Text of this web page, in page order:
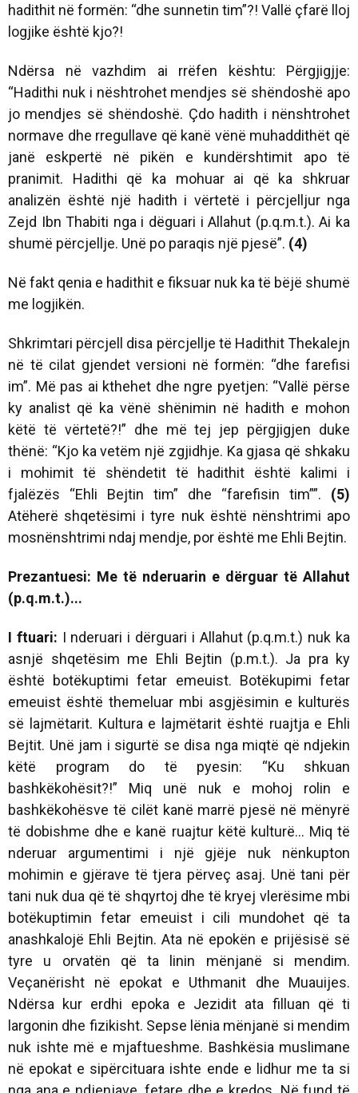
hadithit në formën: “dhe sunnetin tim”?! Vallë çfarë lloj
logjike është kjo?!
Ndërsa në vazhdim ai rrëfen kështu: Përgjigjje:
“Hadithi nuk i nështrohet mendjes së shëndoshë apo
jo mendjes së shëndoshë. Çdo hadith i nënshtrohet
normave dhe rregullave që kanë vënë muhaddithët që
janë eskpertë në pikën e kundërshtimit apo të
pranimit. Hadithi që ka mohuar ai që ka shkruar
analizën është një hadith i vërtetë i përcjelljur nga
Zejd Ibn Thabiti nga i dëguari i Allahut (p.q.m.t.). Ai ka
shumë përcjellje. Unë po paraqis një pjesë”. (4)
Në fakt qenia e hadithit e fiksuar nuk ka të bëjë shumë
me logjikën.
Shkrimtari përcjell disa përcjellje të Hadithit Thekalejn
në të cilat gjendet versioni në formën: “dhe farefisi
im”. Më pas ai kthehet dhe ngre pyetjen: “Vallë përse
ky analist që ka vënë shënimin në hadith e mohon
këtë të vërtetë?!” dhe më tej jep përgjigjen duke
thënë: “Kjo ka vetëm një zgjidhje. Ka gjasa që shkaku
i mohimit të shëndetit të hadithit është kalimi i
fjalëzës “Ehli Bejtin tim” dhe “farefisin tim””. (5)
Atëherë shqetësimi i tyre nuk është nënshtrimi apo
mosnënshtrimi ndaj mendje, por është me Ehli Bejtin.
Prezantuesi: Me të nderuarin e dërguar të Allahut
(p.q.m.t.)...
I ftuari: I nderuari i dërguari i Allahut (p.q.m.t.) nuk ka
asnjë shqetësim me Ehli Bejtin (p.m.t.). Ja pra ky
është botëkuptimi fetar emeuist. Botëkupimi fetar
emeuist është themeluar mbi asgjësimin e kulturës
së lajmëtarit. Kultura e lajmëtarit është ruajtja e Ehli
Bejtit. Unë jam i sigurtë se disa nga miqtë që ndjekin
këtë program do të pyesin: “Ku shkuan
bashkëkohësit?!” Miq unë nuk e mohoj rolin e
bashkëkohësve të cilët kanë marrë pjesë në mënyrë
të dobishme dhe e kanë ruajtur këtë kulturë... Miq të
nderuar argumentimi i një gjëje nuk nënkupton
mohimin e gjërave të tjera përveç asaj. Unë tani për
tani nuk dua që të shqyrtoj dhe të kryej vlerësime mbi
botëkuptimin fetar emeuist i cili mundohet që ta
anashkalojë Ehli Bejtin. Ata në epokën e prijësisë së
tyre u orvatën që ta linin mënjanë si mendim.
Veçanërisht në epokat e Uthmanit dhe Muauijes.
Ndërsa kur erdhi epoka e Jezidit ata filluan që ti
largonin dhe fizikisht. Sepse lënia mënjanë si mendim
nuk ishte më e mjaftueshme. Bashkësia muslimane
në epokat e sipërcituara ishte ende e lidhur me ta si